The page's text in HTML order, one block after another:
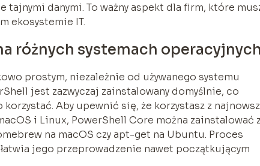
danymi. To ważny aspekt dla firm, które
ekosystemie IT.
różnych systemach
prostym, niezależnie od używanego systemu
jest zazwyczaj zainstalowany domyślnie, co
Aby upewnić się, że korzystasz z
i Linux, PowerShell Core można zainstalować
na macOS czy apt-get na Ubuntu. Proces
jego przeprowadzenie nawet początkującym